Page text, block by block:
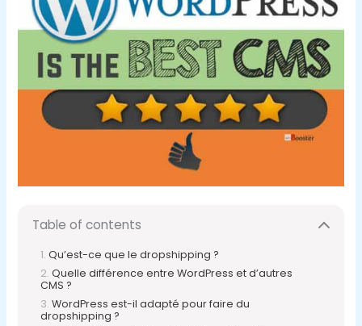
Table of contents
Qu’est-ce que le dropshipping ?
Quelle différence entre WordPress et d’autres
CMS ?
WordPress est-il adapté pour faire du
dropshipping ?